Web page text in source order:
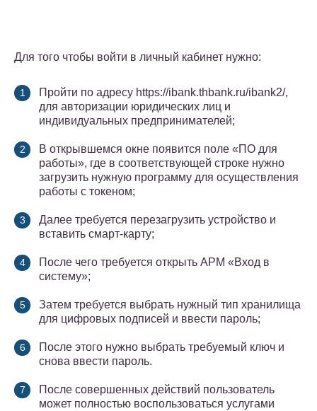
Для того чтобы войти в личный кабинет нужно:
Пройти по адресу https://ibank.thbank.ru/ibank2/,
для авторизации юридических лиц и
индивидуальных предпринимателей;
В открывшемся окне появится поле «ПО для
работы», где в соответствующей строке нужно
загрузить нужную программу для осуществления
работы с токеном;
Далее требуется перезагрузить устройство и
вставить смарт-карту;
После чего требуется открыть АРМ «Вход в
систему»;
Затем требуется выбрать нужный тип хранилища
для цифровых подписей и ввести пароль;
После этого нужно выбрать требуемый ключ и
снова ввести пароль.
После совершенных действий пользователь
может полностью воспользоваться услугами